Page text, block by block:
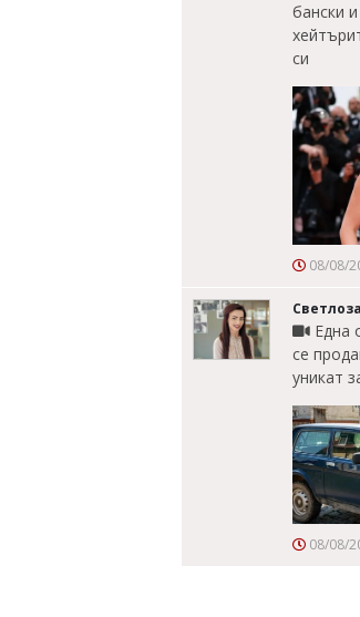
бански
си
08/08/
Една
се
уникат
08/08/